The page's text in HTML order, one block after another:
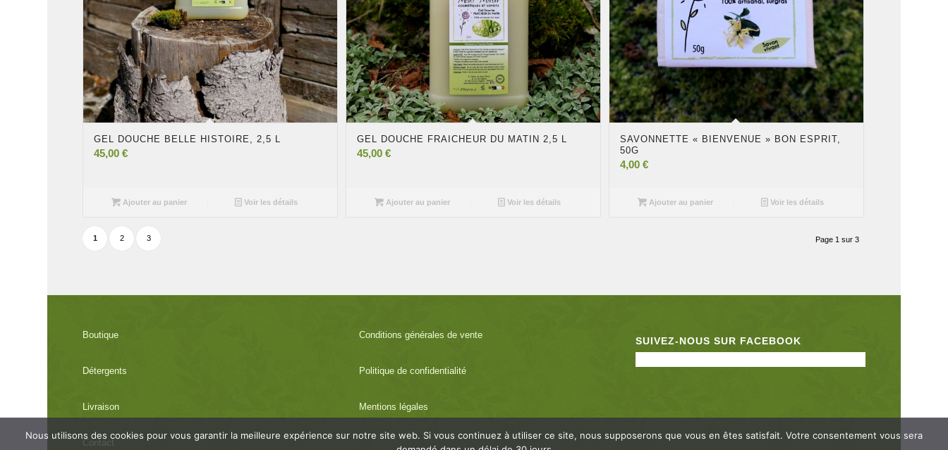
GEL DOUCHE BELLE HISTOIRE, 2,5 L
45,00€
Ajouter au panier Voir les détails
GEL DOUCHE FRAICHEUR DU MATIN 2,5 L
45,00€
Ajouter au panier Voir les détails
SAVONNETTE « BIENVENUE » BON ESPRIT,
50G
4,00 €
Ajouter au panier Voir les détails
Page 1 sur 3
1 2 3
Boutique
Détergents
Livraison
Contact
Conditions générales de vente
Politique de confidentialité
Mentions légales
SUIVEZ-NOUS SUR FACEBOOK
Nous utilisons des cookies pour vous garantir la meilleure expérience sur notre site web. Si vous continuez à utiliser ce site, nous supposerons que vous en êtes satisfait. Votre consentement vous sera